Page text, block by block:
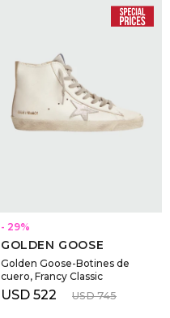
29
GOLDEN GOOSE
Golden Goose-Botines de
cuero, Francy Classic
USD 522 USD 745